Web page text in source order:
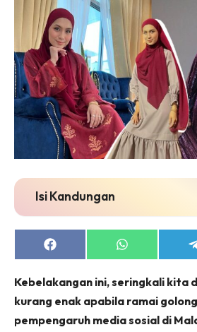
Isi Kandungan
Share
on
Share
on
Kebelakangan ini, seringkali kita
kurang enak apabila ramai
pempengaruh media sosial di